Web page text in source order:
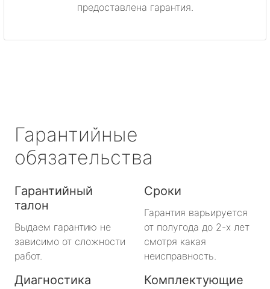
предоставлена гарантия.
Гарантийные
обязательства
Гарантийный
талон
Выдаем гарантию не
зависимо от сложности
работ.
Сроки
Гарантия варьируется
от полугода до 2-х лет
смотря какая
неисправность.
Диагностика Комплектующие